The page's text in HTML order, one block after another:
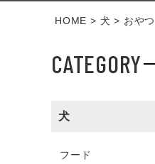
HOME 犬 おや
CATEGORY
犬
フード